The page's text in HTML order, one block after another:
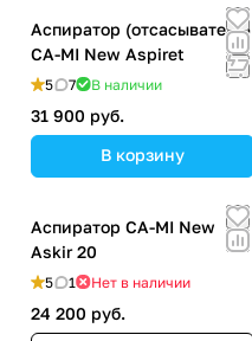
Аспиратор (отсасыватель)
CA-MI New Aspiret
5 7 В наличии
31 900 руб.
В корзину
Аспиратор CA-MI New
Askir 20
5 1 Нет в наличии
24 200 руб.